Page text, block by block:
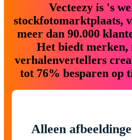
Vecteezy is 's
stockfotomarktplaats,
meer dan 90.000
Het biedt merken,
verhalenvertellers
tot 76% besparen op
Alleen